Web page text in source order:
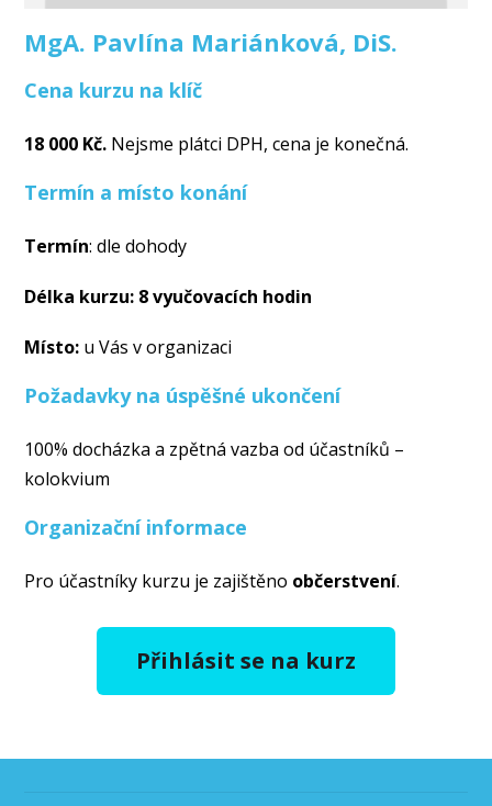
MgA. Pavlína Mariánková, DiS.
Cena kurzu na klíč
18 000 Kč. Nejsme plátci DPH, cena je konečná.
Termín a místo konání
Termín: dle dohody
Délka kurzu: 8 vyučovacích hodin
Místo: u Vás v organizaci
Požadavky na úspěšné ukončení
100% docházka a zpětná vazba od účastníků –
kolokvium
Organizační informace
Pro účastníky kurzu je zajištěno občerstvení.
Přihlásit se na kurz